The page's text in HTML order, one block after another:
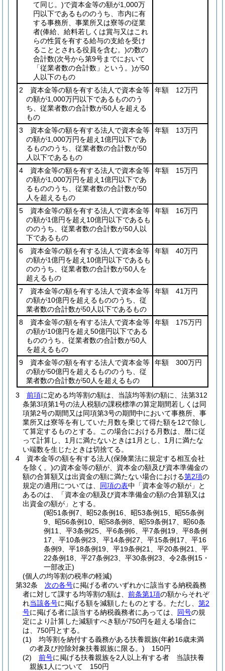
て同じ。)で資本金等の額が1,000万
円以下であるもののうち、市内に有
する事務所、事業所又は寮等の従業
者(俸給、給料若しくは賞与又はこれ
らの性質を有する給与の支給を受け
ることとされる役員を含む。)の数の
合計数(次号から第9号までにおいて
「従業者数の合計数」という。)が50
人以下のもの
2 資本金等の額を有する法人で資本金等
の額が1,000万円以下であるもののう
ち、従業者数の合計数が50人を超える
もの
年額 12万円
3 資本金等の額を有する法人で資本金等
の額が1,000万円を超え1億円以下であ
るもののうち、従業者数の合計数が50
人以下であるもの
年額 13万円
4 資本金等の額を有する法人で資本金等
の額が1,000万円を超え1億円以下であ
るもののうち、従業者数の合計数が50
人を超えるもの
年額 15万円
5 資本金等の額を有する法人で資本金等
の額が1億円を超え10億円以下であるも
ののうち、従業者数の合計数が50人以
下であるもの
年額 16万円
6 資本金等の額を有する法人で資本金等
の額が1億円を超え10億円以下であるも
ののうち、従業者数の合計数が50人を
超えるもの
年額 40万円
7 資本金等の額を有する法人で資本金等
の額が10億円を超えるもののうち、従
業者数の合計数が50人以下であるもの
年額 41万円
8 資本金等の額を有する法人で資本金等
の額が10億円を超え50億円以下である
もののうち、従業者数の合計数が50人
を超えるもの
年額 175万円
9 資本金等の額を有する法人で資本金等
の額が50億円を超えるもののうち、従
業者数の合計数が50人を超えるもの
年額 300万円
3 前項に定める均等割の額は、当該均等割の額に、法第312
条第3項第1号の法人税額の課税標準の算定期間若しくは同
項第2号の期間又は同項第3号の期間中において事務所、事
業所又は寮等を有していた月数を乗じて得た額を12で除し
て算定するものとする。
この場合における月数は、暦に従
って計算し、1月に満たないときは1月とし、1月に満たな
い端数を生じたときは切捨てる。
4
資本金等の額を有する法人(保険業法に規定する相互会社
を除く。)の資本金等の額が、資本金の額及び資本準備金の
額の合算額又は出資金の額に満たない場合における第2項の
規定の適用については、 同項の表中「資本金等の額が」と
あるのは、「資本金の額及び資本準備金の額の合算額又は
出資金の額が」とする。
(昭51条例7、昭52条例16、昭53条例15、昭55条例
9、昭56条例10、昭58条例8、昭59条例17、昭60条
例11、平3条例25、平6条例6、平7条例19、平8条例
17、平10条例23、平14条例27、平15条例17、平16
条例9、平18条例19、平19条例21、平20条例21、平
22条例18、平27条例23、平30条例23、令2条例15・
一部改正)
(個人の均等割の税率の軽減)
第32条
次の各号に掲げる者のいずれかに該当する納税義務
者に対して課する均等割の額は、 前条第1項の額からそれぞ
れ当該各号に掲げる額を減額したものとする。 ただし、 第2
号に掲げる者に該当する納税義務者にあっては、 同号の規
定により計算した減額すべき額が750円を超える場合に
は、750円とする。
(1)
均等割を納付する義務がある扶養親族(年齢16歳未満
の者及び控除対象扶養親族に限る。) 150円
(2)
前号に掲げる扶養親族を2人以上有する者 当該扶養
親族1人について 150円